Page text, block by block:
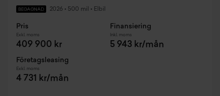
BEGAGNAD 2026 • 500 mil • Elbil
Pris
Exkl. moms
409 900 kr
Finansiering
Inkl. moms
5 943 kr/mån
Företagsleasing
Exkl. moms
4 731 kr/mån